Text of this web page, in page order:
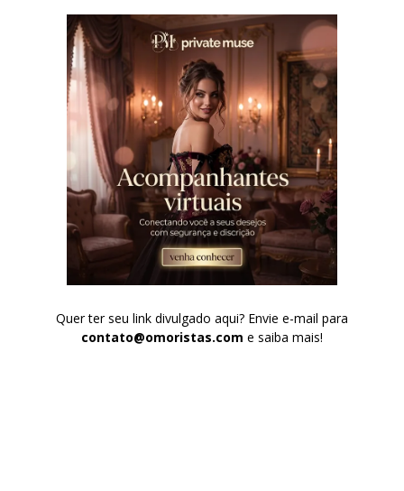
Quer ter seu link divulgado aqui? Envie e-mail para
contato@omoristas.com e saiba mais!